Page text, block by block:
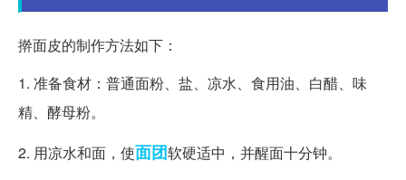
擀面皮的制作方法如下：
1. 准备食材：普通面粉、盐、凉水、食用油、白醋、味
精、酵母粉。
2. 用凉水和面，使面团软硬适中，并醒面十分钟。